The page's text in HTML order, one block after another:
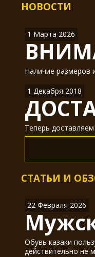
НОВОСТИ
1 Марта 2026
Наличие размеров
1 Декабря 2018
Теперь
СТАТЬИ И
22 Февраля 2026
Обувь казаки
действительно не